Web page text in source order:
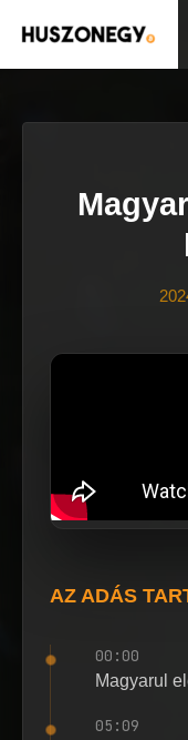
AZ ADÁS
00:00
Magyarul
05:09